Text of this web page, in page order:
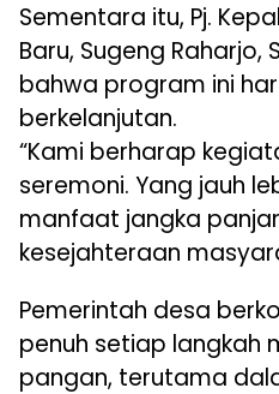
Sementara itu, Pj.
Baru, Sugeng Raharjo,
bahwa program ini
berkelanjutan.
“Kami berharap
seremoni. Yang jauh
manfaat jangka
kesejahteraan
Pemerintah desa
penuh setiap langkah
pangan, terutama